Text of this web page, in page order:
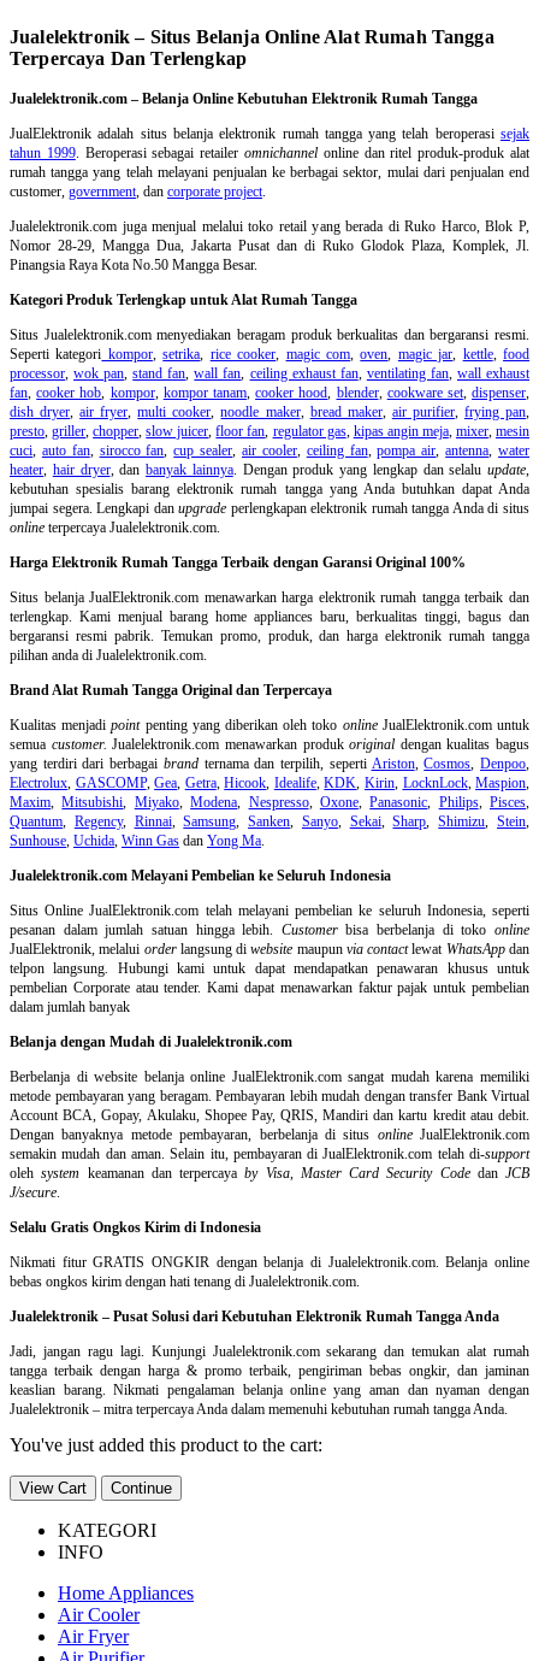
Jualelektronik – Situs Belanja Online Alat Rumah Tangga
Terpercaya Dan Terlengkap
Jualelektronik.com – Belanja Online Kebutuhan Elektronik Rumah Tangga
JualElektronik adalah situs belanja elektronik rumah tanggayang telah beroperasisejak
tahun 1999. Beroperasi sebagai retaileromnichannel online dan ritel produk-produk alat
rumah tangga yang telah melayani penjualan ke berbagai sektor, mulai dari penjualan end
customer, government, dan corporate project.
Jualelektronik.com juga menjual melalui toko retail yang berada di Ruko Harco, Blok P,
Nomor 28-29, Mangga Dua, Jakarta Pusat dan di Ruko Glodok Plaza, Komplek, Jl.
Pinangsia Raya Kota No.50 Mangga Besar.
Kategori Produk Terlengkap untuk Alat Rumah Tangga
Situs Jualelektronik.com menyediakan beragam produk berkualitas dan bergaransi resmi.
Seperti kategori kompor,setrika, rice cooker, magic com,oven, magic jar, kettle,food
processor,wok pan,stand fan,wall fan, ceiling exhaust fan, ventilating fan, wall exhaust
fan,cooker hob, kompor, kompor tanam,cooker hood, blender, cookware set,dispenser,
dish dryer,air fryer,multi cooker,noodle maker, bread maker, air purifier, frying pan,
presto,griller,chopper,slow juicer,floor fan, regulator gas, kipas angin meja, mixer,mesin
cuci, auto fan, sirocco fan,cup sealer,air cooler, ceiling fan,pompa air,antenna,water
heater, hair dryer, dan banyak lainnya. Dengan produk yang lengkap dan selalu update,
kebutuhan spesialis barang elektronik rumah tangga yang Anda butuhkan dapat Anda
jumpai segera. Lengkapi danupgrade perlengkapan elektronik rumah tangga Anda di situs
online terpercaya Jualelektronik.com.
Harga Elektronik Rumah Tangga Terbaik dengan Garansi Original 100%
Situs belanjaJualElektronik.com menawarkan harga elektronik rumah tangga terbaik dan
terlengkap. Kami menjual barang home appliances baru, berkualitas tinggi, bagus dan
bergaransi resmi pabrik. Temukan promo, produk, dan harga elektronik rumah tangga
pilihan anda di Jualelektronik.com.
Brand Alat Rumah Tangga Original dan Terpercaya
Kualitas menjadipointpenting yang diberikan oleh toko onlineJualElektronik.com untuk
semua customer. Jualelektronik.com menawarkan produkoriginal dengan kualitas bagus
yang terdiri dari berbagai brandternama dan terpilih, seperti Ariston,Cosmos,Denpoo,
Electrolux, GASCOMP,Gea, Getra,Hicook, Idealife,KDK, Kirin, LocknLock,Maspion,
Maxim,Mitsubishi, Miyako,Modena, Nespresso, Oxone,Panasonic, Philips, Pisces,
Quantum, Regency, Rinnai,Samsung,Sanken, Sanyo, Sekai,Sharp,Shimizu,Stein,
Sunhouse, Uchida, Winn Gas dan Yong Ma.
Jualelektronik.com Melayani Pembelian ke Seluruh Indonesia
Situs Online JualElektronik.com telah melayani pembelian ke seluruh Indonesia, seperti
pesanan dalam jumlah satuan hingga lebih. Customerbisa berbelanja di tokoonline
JualElektronik, melalui orderlangsung diwebsite maupun via contactlewat WhatsAppdan
telpon langsung. Hubungi kami untuk dapat mendapatkan penawaran khusus untuk
pembelian Corporate atau tender. Kami dapat menawarkan faktur pajak untuk pembelian
dalam jumlah banyak
Belanja dengan Mudah di Jualelektronik.com
Berbelanja diwebsite belanja online JualElektronik.com sangat mudah karena memiliki
metode pembayaran yang beragam. Pembayaran lebih mudah dengan transfer Bank Virtual
Account BCA, Gopay, Akulaku, Shopee Pay, QRIS, Mandiri dan kartu kredit atau debit.
Dengan banyaknya metode pembayaran, berbelanja di situs onlineJualElektronik.com
semakin mudah dan aman. Selain itu, pembayaran di JualElektronik.com telah di-support
olehsystem keamanan dan terpercayaby Visa, Master Card Security Codedan JCB
J/secure.
Selalu Gratis Ongkos Kirim di Indonesia
Nikmati fitur GRATIS ONGKIR dengan belanja di Jualelektronik.com. Belanja online
bebas ongkos kirim dengan hati tenang di Jualelektronik.com.
Jualelektronik – Pusat Solusi dari Kebutuhan Elektronik Rumah Tangga Anda
Jadi, jangan ragu lagi. Kunjungi Jualelektronik.com sekarang dan temukan alat rumah
tangga terbaik dengan harga & promo terbaik, pengiriman bebas ongkir, dan jaminan
keaslian barang. Nikmati pengalaman belanja online yang aman dan nyaman dengan
Jualelektronik – mitra terpercaya Anda dalam memenuhi kebutuhan rumah tangga Anda.
You've just added this product to the cart:
View Cart Continue
KATEGORI
INFO
Home Appliances
Air Cooler
Air Fryer